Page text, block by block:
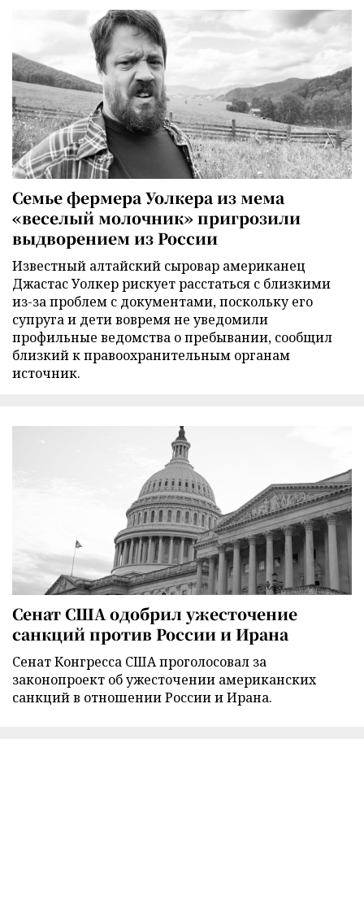
Семье фермера Уолкера из мема
«веселый молочник» пригрозили
выдворением из России
Известный алтайский сыровар американец
Джастас Уолкер рискует расстаться с близкими
из-за проблем с документами, поскольку его
супруга и дети вовремя не уведомили
профильные ведомства о пребывании, сообщил
близкий к правоохранительным органам
источник.
Сенат США одобрил ужесточение
санкций против России и Ирана
Сенат Конгресса США проголосовал за
законопроект об ужесточении американских
санкций в отношении России и Ирана.